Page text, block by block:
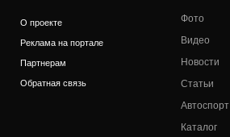
О проекте
Реклама на портале
Партнерам
Обратная связь
Фото
Видео
Новости
Статьи
Автоспорт
Каталог